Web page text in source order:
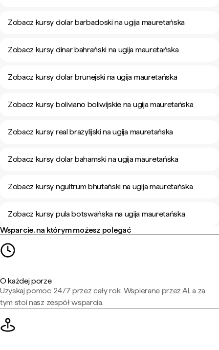
Zobacz kursy dolar barbadoski na ugija mauretańska
Zobacz kursy dinar bahrański na ugija mauretańska
Zobacz kursy dolar brunejski na ugija mauretańska
Zobacz kursy boliviano boliwijskie na ugija mauretańska
Zobacz kursy real brazylijski na ugija mauretańska
Zobacz kursy dolar bahamski na ugija mauretańska
Zobacz kursy ngultrum bhutański na ugija mauretańska
Zobacz kursy pula botswańska na ugija mauretańska
Wsparcie, na którym możesz polegać
O każdej porze
Uzyskaj pomoc 24/7 przez cały rok. Wspierane przez AI, a za
tym stoi nasz zespół wsparcia.